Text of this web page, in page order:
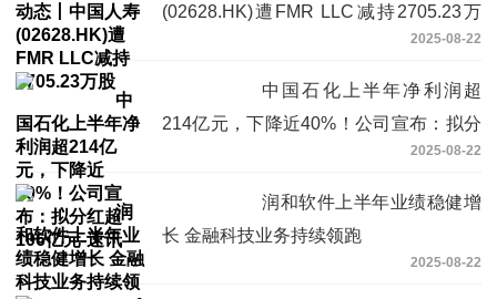
(02628.HK)遭FMR LLC减持2705.23万
2025-08-22
中国石化上半年净利润超
214亿元，下降近40%！公司宣布：拟分
2025-08-22
润和软件上半年业绩稳健增
长 金融科技业务持续领跑
2025-08-22